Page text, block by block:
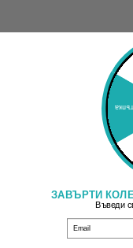
5%
ЗАВЪРТИ
Въведи